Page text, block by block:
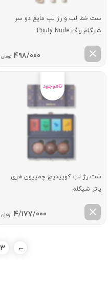
ست خط لب و رژ لب مایع دو سر
شیگلم رنگ Pouty Nude
498/000 تومان
ست رژ لب کوییدیچ چمپیون هری
پاتر شیگلم
4/177/000 تومان
3 ←